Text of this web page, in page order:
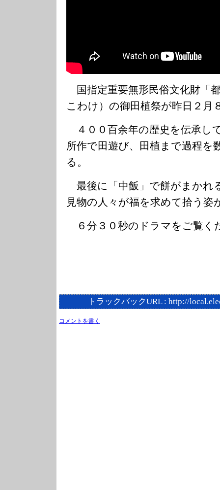
国指定重要無形民俗文化財「
こわけ）の御田植祭が昨日２月
４００百余年の歴史を伝承し
所作で田遊び、田植まで過程を
る。
最後に「中飯」で餅がまかれ
見物の人々が福を求めて拾う姿
６分３０秒のドラマをご覧く
トラックバックURL : http://
コメントを書く